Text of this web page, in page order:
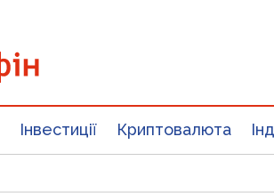
Інвестиції Криптовалюта